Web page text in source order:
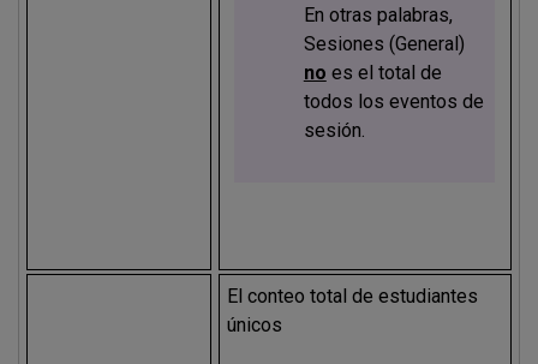
En otras palabras,
Sesiones (General)
no es el total de
todos los eventos de
sesión.
El conteo total de estudiantes
únicos